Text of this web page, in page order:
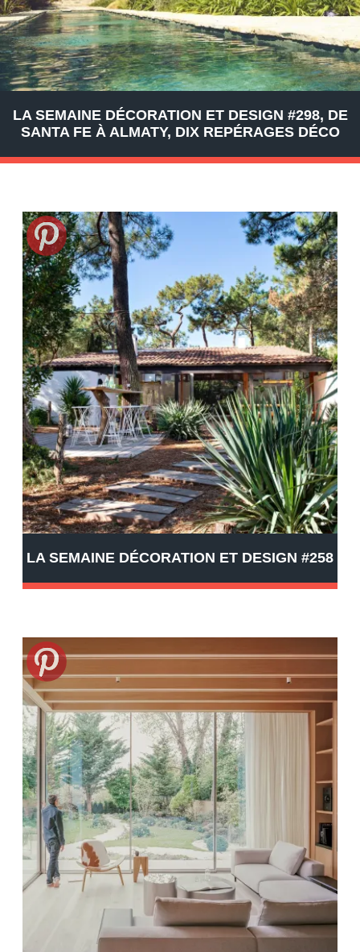
LA SEMAINE DÉCORATION ET DESIGN #298, DE
SANTA FE À ALMATY, DIX REPÉRAGES DÉCO
LA SEMAINE DÉCORATION ET DESIGN #258